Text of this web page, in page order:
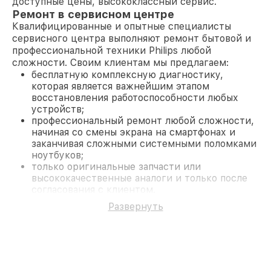
Ремонт в сервисном центре
Квалифицированные и опытные специалисты
сервисного центра выполняют ремонт бытовой и
профессиональной техники Philips любой
сложности. Своим клиентам мы предлагаем:
бесплатную комплексную диагностику,
которая является важнейшим этапом
восстановления работоспособности любых
устройств;
профессиональный ремонт любой сложности,
начиная со смены экрана на смартфонах и
заканчивая сложными системными поломками
ноутбуков;
только оригинальные запчасти или
высококачественные аналоги и только после
согласования с клиентом.
На все работы и замененные комплектующие
предоставляется длительная гарантия. В случае
Развернуть